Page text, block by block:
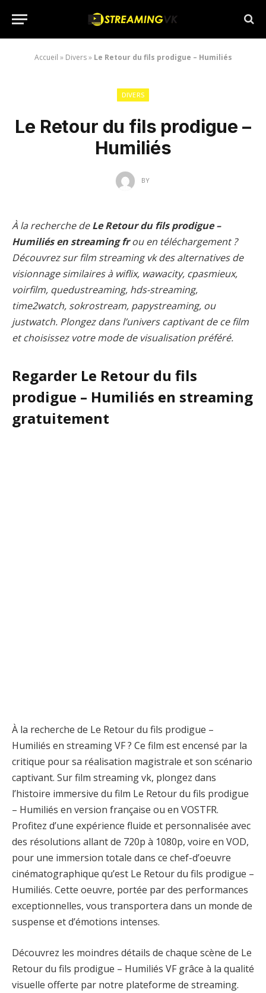
Accueil » Divers» Le Retour du fils prodigue – Humiliés
DIVERS
Le Retour du fils prodigue –
Humiliés
BY
À la recherche deLe Retour du fils prodigue –
Humiliés en streaming frou en téléchargement ?
Découvrez sur film streaming vk des alternatives de
visionnage similaires à wiflix, wawacity, cpasmieux,
voirfilm, quedustreaming, hds-streaming,
time2watch, sokrostream, papystreaming, ou
justwatch. Plongez dans l’univers captivant de ce film
et choisissez votre mode de visualisation préféré.
Regarder Le Retour du fils
prodigue – Humiliés en streaming
gratuitement
À la recherche de Le Retour du fils prodigue –
Humiliés en streaming VF ? Ce film est encensé par la
critique pour sa réalisation magistrale et son scénario
captivant. Sur film streaming vk, plongez dans
l’histoire immersive du film Le Retour du fils prodigue
– Humiliés en version française ou en VOSTFR.
Profitez d’une expérience fluide et personnalisée avec
des résolutions allant de 720p à 1080p, voire en VOD,
pour une immersion totale dans ce chef-d’oeuvre
cinématographique qu’est Le Retour du fils prodigue –
Humiliés. Cette oeuvre, portée par des performances
exceptionnelles, vous transportera dans un monde de
suspense et d’émotions intenses.
Découvrez les moindres détails de chaque scène de Le
Retour du fils prodigue – Humiliés VF grâce à la qualité
visuelle offerte par notre plateforme de streaming.